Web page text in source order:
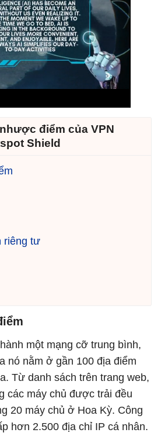
điểm của VPN
Shield
riêng tư
một mạng cỡ trung bình,
nó nằm ở gần 100 địa điểm
Từ danh sách trên trang web,
các máy chủ được trải đều
20 máy chủ ở Hoa Kỳ. Công
hơn 2.500 địa chỉ IP cá nhân.